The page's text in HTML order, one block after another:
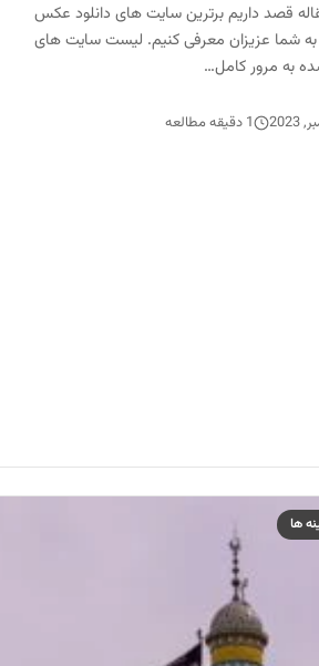
قصد داریم برترین سایت های دانلود عکس
به شما عزیزان معرفی کنیم. لیست سایت های
به مرور کامل…
1 دقیقه مطالعه
ها